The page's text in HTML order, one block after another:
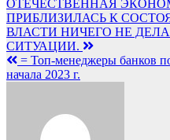
по
записям
ОТЕЧЕСТВЕННАЯ
ПРИБЛИЗИЛАСЬ К
ВЛАСТИ НИЧЕГО НЕ
СИТУАЦИИ.
= Топ-менеджеры банков
начала 2023 г.